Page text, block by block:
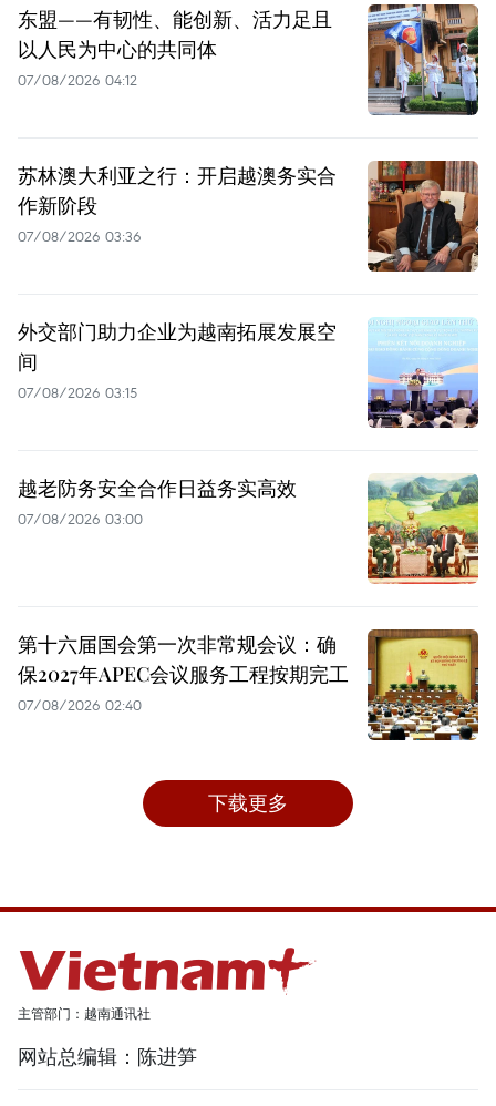
东盟——有韧性、能创新、活力足且
以人民为中心的共同体
07/08/2026 04:12
苏林澳大利亚之行：开启越澳务实合
作新阶段
07/08/2026 03:36
外交部门助力企业为越南拓展发展空
间
07/08/2026 03:15
越老防务安全合作日益务实高效
07/08/2026 03:00
第十六届国会第一次非常规会议：确
保2027年APEC会议服务工程按期完工
07/08/2026 02:40
下载更多
主管部门：越南通讯社
网站总编辑：陈进笋